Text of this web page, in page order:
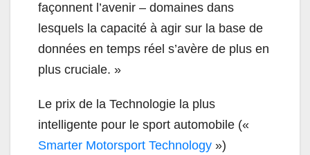
façonnent l’avenir – domaines dans
lesquels la capacité à agir sur la base de
données en temps réel s’avère de plus en
plus cruciale. »
Le prix de la Technologie la plus
intelligente pour le sport automobile («
Smarter Motorsport Technology »)